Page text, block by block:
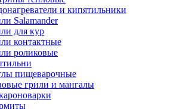
и кипятильники
Salamander
для кур
контактные
роликовые
пищеварочные
грили и мангалы